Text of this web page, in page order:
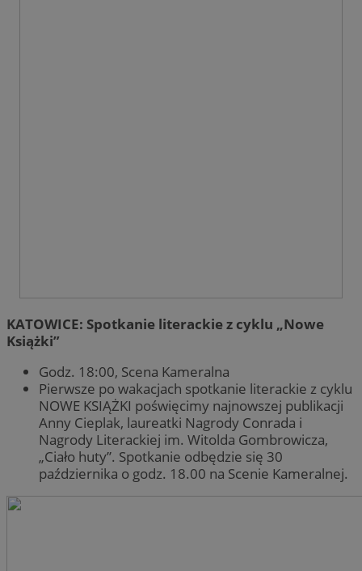
KATOWICE: Spotkanie literackie z cyklu „Nowe
Książki”
Godz. 18:00, Scena Kameralna
Pierwsze po wakacjach spotkanie literackie z cyklu
NOWE KSIĄŻKI poświęcimy najnowszej publikacji
Anny Cieplak, laureatki Nagrody Conrada i
Nagrody Literackiej im. Witolda Gombrowicza,
„Ciało huty”. Spotkanie odbędzie się 30
października o godz. 18.00 na Scenie Kameralnej.